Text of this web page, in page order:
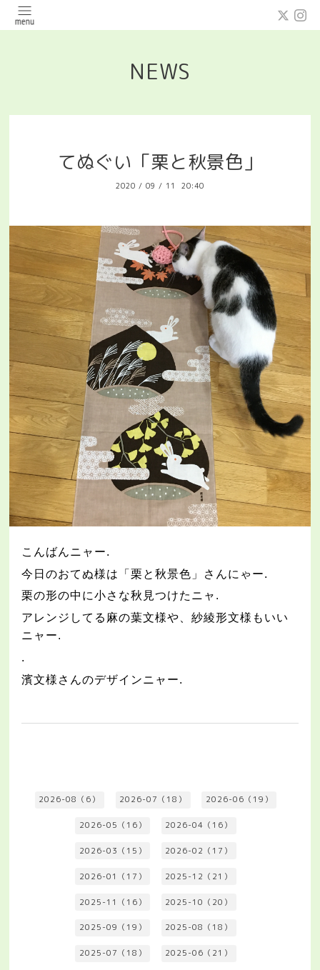
NEWS
てぬぐい「栗と秋景色」
2020 / 09 / 11 20:40
こんばんニャー.
今日のおてぬ様は「栗と秋景色」さんにゃー.
栗の形の中に小さな秋見つけたニャ .
アレンジしてる麻の葉文様や、紗綾形文様もいい
ニャー.
.
濱文様さんのデザインニャー.
2026-08（6） 2026-07（18） 2026-06（19）
2026-05（16） 2026-04（16）
2026-03（15） 2026-02（17）
2026-01（17） 2025-12（21）
2025-11（16） 2025-10（20）
2025-09（19） 2025-08（18）
2025-07（18） 2025-06（21）